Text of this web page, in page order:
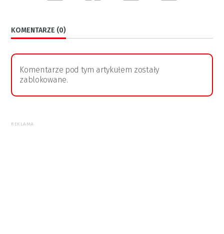
KOMENTARZE (0)
Komentarze pod tym artykułem zostały
zablokowane.
REKLAMA